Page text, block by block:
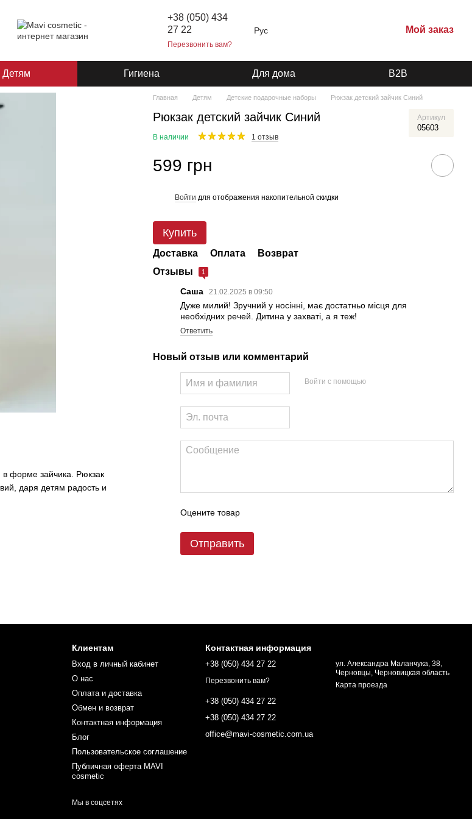
+38 (050) 434
27 22
Перезвонить вам?
Рус Мой заказ
Детям Гигиена Для дома B2B
форме зайчика. Рюкзак
даря детям радость и
Главная Детям Детские подарочные наборы Рюкзак детский зайчик Синий
Рюкзак детский зайчик Синий Артикул
05603
В наличии 1 отзыв
599 грн
Войти для отображения накопительной скидки
Купить
Доставка Оплата
Возврат
Отзывы
1
Саша 21.02.2025 в 09:50
Дуже милий! Зручний у носінні, має достатньо місця для
необхідних речей. Дитина у захваті, а я теж!
Ответить
Новый отзыв или комментарий
Войти с помощью
Оцените товар
Отправить
Клиентам
Вход в личный кабинет
О нас
Оплата и доставка
Обмен и возврат
Контактная информация
Блог
Пользовательское соглашение
Публичная оферта MAVI
cosmetic
Мы в соцсетях
Контактная информация
+38 (050) 434 27 22
Перезвонить вам?
+38 (050) 434 27 22
+38 (050) 434 27 22
office@mavi-cosmetic.com.ua
ул. Александра Маланчука, 38,
Черновцы, Черновицкая область
Карта проезда